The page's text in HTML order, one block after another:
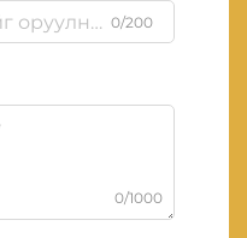
0/200
0/1000